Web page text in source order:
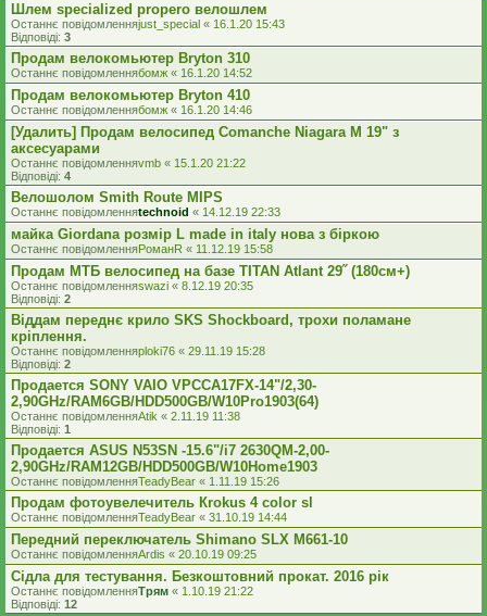
Шлем specialized propero велошлем
Останнє повідомленняjust_special « 16.1.20 15:43
Відповіді: 3
Продам велокомьютер Bryton 310
Останнє повідомленнябомж « 16.1.20 14:52
Продам велокомьютер Bryton 410
Останнє повідомленнябомж « 16.1.20 14:46
[Удалить] Продам велосипед Comanche Niagara M 19" з
аксесуарами
Останнє повідомленняvmb « 15.1.20 21:22
Відповіді: 4
Велошолом Smith Route MIPS
Останнє повідомленняtechnoid « 14.12.19 22:33
майка Giordana розмір L made in italy нова з біркою
Останнє повідомленняРоманR « 11.12.19 15:58
Продам МТБ велосипед на базе TITAN Atlant 29˝ (180см+)
Останнє повідомленняswazi « 8.12.19 20:35
Відповіді: 2
Віддам переднє крило SKS Shockboard, трохи поламане
кріплення.
Останнє повідомленняploki76 « 29.11.19 15:28
Відповіді: 2
Продается SONY VAIO VPCCA17FX-14"/2,30-
2,90GHz/RAM6GB/HDD500GB/W10Pro1903(64)
Останнє повідомленняAtik « 2.11.19 11:38
Відповіді: 1
Продается ASUS N53SN -15.6"/i7 2630QM-2,00-
2,90GHz/RAM12GB/HDD500GB/W10Home1903
Останнє повідомленняTeadyBear « 1.11.19 15:26
Продам фотоувелечитель Кrokus 4 color sl
Останнє повідомленняTeadyBear « 31.10.19 14:44
Передний переключатель Shimano SLX M661-10
Останнє повідомленняArdis « 20.10.19 09:25
Сідла для тестування. Безкоштовний прокат. 2016 рік
Останнє повідомленняТрям « 1.10.19 21:22
Відповіді: 12